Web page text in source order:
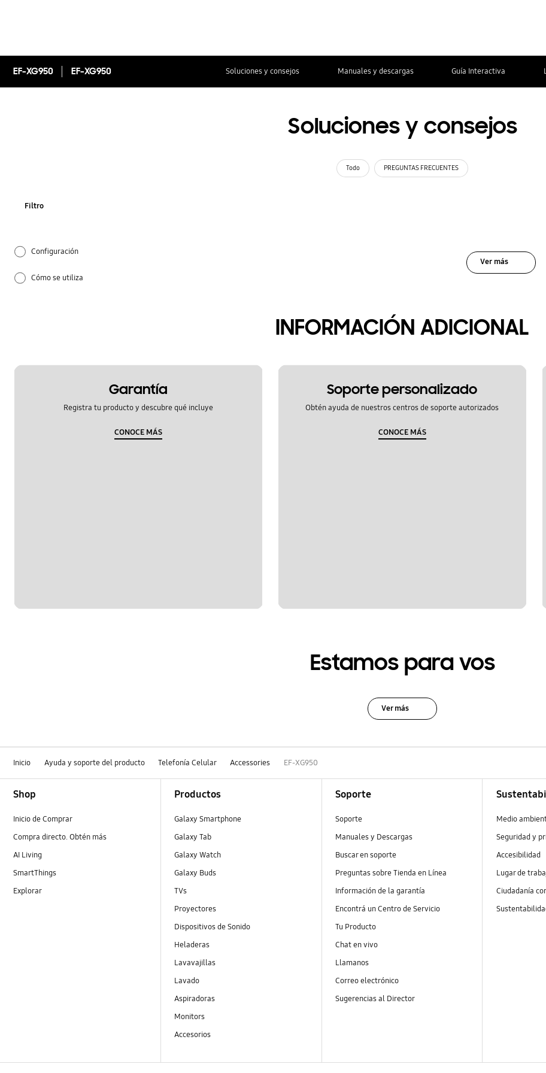
EF-XG950 EF-XG950 Soluciones y consejos Manuales y descargas Guía Interactiva
Soluciones y consejos
Todo PREGUNTAS FRECUENTES
Filtro
Configuración
Cómo se utiliza
Ver más
INFORMACIÓN ADICIONAL
Garantía
Registra tu producto y descubre qué incluye
CONOCE MÁS
Soporte personalizado
Obtén ayuda de nuestros centros de soporte autorizados
CONOCE MÁS
Estamos para vos
Ver más
Inicio Ayuda y soporte del producto Telefonía Celular Accessories EF-XG950
Shop
Inicio de Comprar
Compra directo. Obtén más
AI Living
SmartThings
Explorar
Productos
Galaxy Smartphone
Galaxy Tab
Galaxy Watch
Galaxy Buds
TVs
Proyectores
Dispositivos de Sonido
Heladeras
Lavavajillas
Lavado
Aspiradoras
Monitors
Accesorios
Soporte
Soporte
Manuales y Descargas
Buscar en soporte
Preguntas sobre Tienda en Línea
Información de la garantía
Encontrá un Centro de Servicio
Tu Producto
Chat en vivo
Llamanos
Correo electrónico
Sugerencias al Director
Medio
Seguridad y
Accesibilidad
Lugar de
Ciudadanía